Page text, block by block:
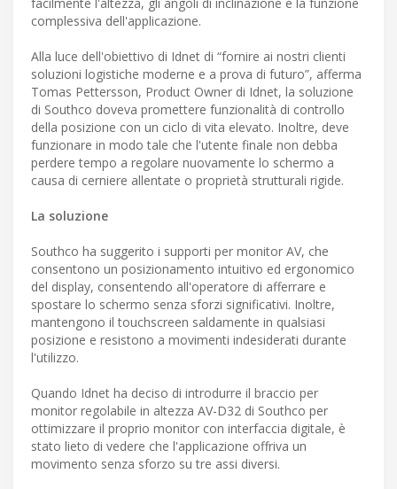
complessiva dell'applicazione.
Alla luce dell'obiettivo di Idnet di “fornire ai nostri clienti
soluzioni logistiche moderne e a prova di futuro”, afferma
Tomas Pettersson, Product Owner di Idnet, la soluzione
di Southco doveva promettere funzionalità di controllo
della posizione con un ciclo di vita elevato. Inoltre, deve
funzionare in modo tale che l'utente finale non debba
perdere tempo a regolare nuovamente lo schermo a
causa di cerniere allentate o proprietà strutturali rigide.
La soluzione
Southco ha suggerito i supporti per monitor AV, che
consentono un posizionamento intuitivo ed ergonomico
del display, consentendo all'operatore di afferrare e
spostare lo schermo senza sforzi significativi. Inoltre,
mantengono il touchscreen saldamente in qualsiasi
posizione e resistono a movimenti indesiderati durante
l'utilizzo.
Quando Idnet ha deciso di introdurre il braccio per
monitor regolabile in altezza AV-D32 di Southco per
ottimizzare il proprio monitor con interfaccia digitale, è
stato lieto di vedere che l'applicazione offriva un
movimento senza sforzo su tre assi diversi.